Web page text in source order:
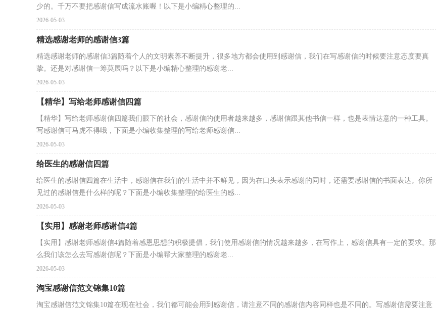
少的。千万不要把感谢信写成流水账喔！以下是小编精心整理的...
2026-05-03
精选感谢老师的感谢信3篇
精选感谢老师的感谢信3篇随着个人的文明素养不断提升，很多地方都会使用到感谢信，我们在写感谢信的时候要注意态度要真
挚。还是对感谢信一筹莫展吗？以下是小编精心整理的感谢老...
2026-05-03
【精华】写给老师感谢信四篇
【精华】写给老师感谢信四篇我们眼下的社会，感谢信的使用者越来越多，感谢信跟其他书信一样，也是表情达意的一种工具。
写感谢信可马虎不得哦，下面是小编收集整理的写给老师感谢信...
2026-05-03
给医生的感谢信四篇
给医生的感谢信四篇在生活中，感谢信在我们的生活中并不鲜见，因为在口头表示感谢的同时，还需要感谢信的书面表达。你所
见过的感谢信是什么样的呢？下面是小编收集整理的给医生的感...
2026-05-03
【实用】感谢老师感谢信4篇
【实用】感谢老师感谢信4篇随着感恩思想的积极提倡，我们使用感谢信的情况越来越多，在写作上，感谢信具有一定的要求。那
么我们该怎么去写感谢信呢？下面是小编帮大家整理的感谢老...
2026-05-03
淘宝感谢信范文锦集10篇
淘宝感谢信范文锦集10篇在现在社会，我们都可能会用到感谢信，请注意不同的感谢信内容同样也是不同的。写感谢信需要注意